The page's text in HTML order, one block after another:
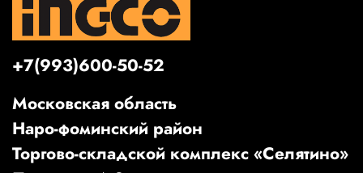
+7(993)600-50-52
Московская область
Наро-фоминский район
Торгово-складской комплекс «Селятино»